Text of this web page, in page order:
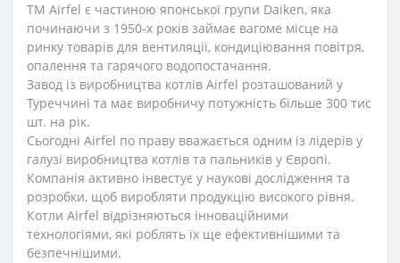
ТМ Airfel є частиною японської групи Daiken, яка
починаючи з 1950-х років займає вагоме місце на
ринку товарів для вентиляції, кондиціювання повітря,
опалення та гарячого водопостачання.
Завод із виробництва котлів Airfel розташований у
Туреччині та має виробничу потужність більше 300 тис
шт. на рік.
Сьогодні Airfel по праву вважається одним із лідерів у
галузі виробництва котлів та пальників у Європі.
Компанія активно інвестує у наукові дослідження та
розробки, щоб виробляти продукцію високого рівня.
Котли Airfel відрізняються інноваційними
технологіями, які роблять їх ще ефективнішими та
безпечнішими.